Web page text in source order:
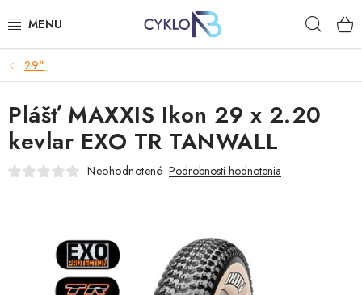
na
E-BIKE
BICYKLE
DOPLNKY
NÁHRADNÉ DIELY
NÁRADIE
29"
Plášť MAXXIS Ikon 29 x 2.20
kevlar EXO TR TANWALL
Neohodnotené Podrobnosti hodnotenia